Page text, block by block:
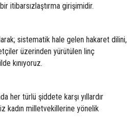
itibarsızlaştırma girişimidir.
sistematik hale gelen hakaret dilini,
üzerinden yürütülen linç
kınıyoruz.
her türlü şiddete karşı yıllardır
kadın milletvekillerine yönelik